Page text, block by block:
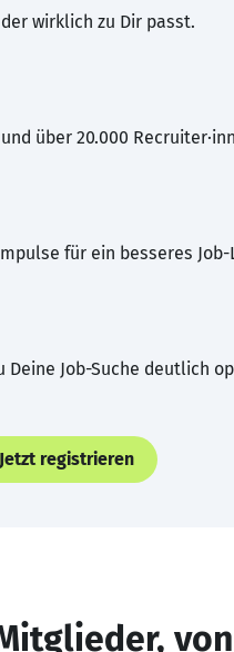
wirklich zu Dir passt.
über 20.000
für ein besseres Job-
Job-Suche deutlich
Jetzt registrieren